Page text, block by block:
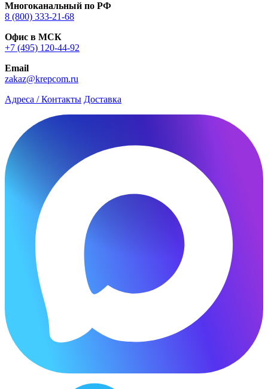
Многоканальный по РФ
8 (800) 333‑21-68
Офис в МСК
+7 (495) 120-44-92
Email
zakaz@krepcom.ru
Адреса / Контакты Доставка